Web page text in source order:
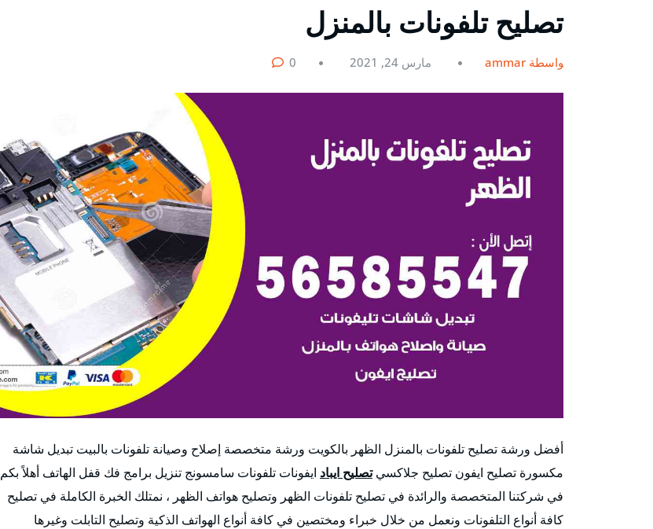
تصليح تلفونات بالمنزل
بواسطة ammar مارس 24, 2021 0
أفضل ورشة تصليح تلفونات بالمنزل الظهر بالكويت ورشة متخصصة إصلاح وصيانة تلفونات بالبيت تبديل شاشة
مكسورة تصليح ايفون تصليح جلاكسيتصليح ايباد ايفونات تلفونات سامسونج تنزيل برامج فك قفل الهاتف أهلاً بكم
في شركتنا المتخصصة والرائدة في تصليح تلفونات الظهر وتصليح هواتف الظهر ، نمتلك الخبرة الكاملة في تصليح
كافة أنواع التلفونات ونعمل من خلال خبراء ومختصين في كافة أنواع الهواتف الذكية وتصليح التابلت وغيرها